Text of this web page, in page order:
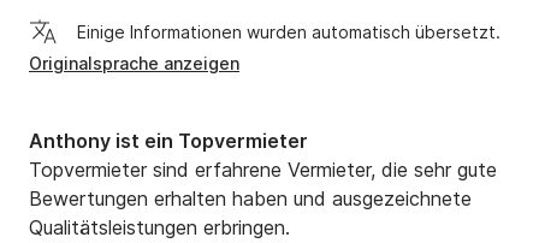
Einige Informationen wurden automatisch übersetzt.
Originalsprache anzeigen
Anthony ist ein Topvermieter
Topvermieter sind erfahrene Vermieter, die sehr gute
Bewertungen erhalten haben und ausgezeichnete
Qualitätsleistungen erbringen.